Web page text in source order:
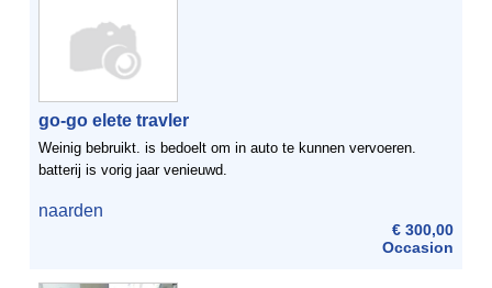
go-go elete travler
Weinig bebruikt. is bedoelt om in auto te kunnen vervoeren.
batterij is vorig jaar venieuwd.
naarden
€ 300,00
Occasion